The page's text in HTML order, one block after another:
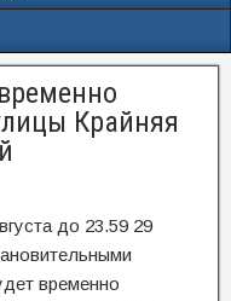
Крайняя
до 23.59 29
временно